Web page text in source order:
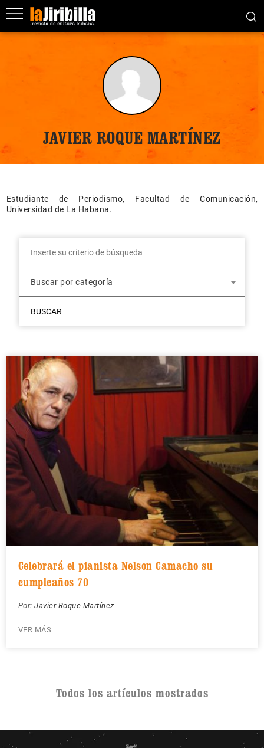
JAVIER ROQUE MARTÍNEZ
Estudiante de Periodismo, Facultad de Comunicación,
Universidad de La Habana.
Buscar por categoría
BUSCAR
Celebrará el pianista Nelson Camacho su
cumpleaños 70
Por: Javier Roque Martínez
VER MÁS
Todos los artículos mostrados